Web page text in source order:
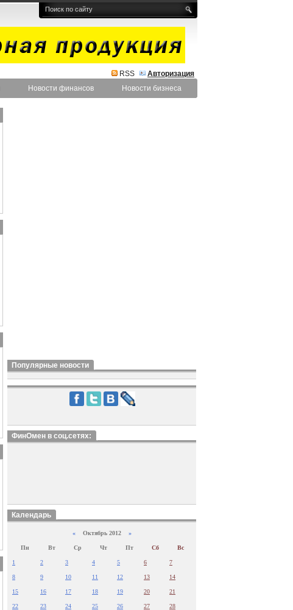
RSS
Авторизация
Новости финансов Новости бизнеса
Популярные новости
ФинОмен в соц.сетях:
Календарь
«Октябрь 2012 »
Пн Вт Ср Чт Пт Сб Вс
1 2 3 4 5 6 7
8 9 10 11 12 13 14
15 16 17 18 19 20 21
22 23 24 25 26 27 28